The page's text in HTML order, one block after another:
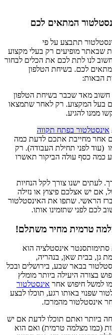
המתאים לכם
תתבצע על פי
שבאתר מופיעים רק בעלי מקצוע
לנו לתת לכם את הכלים לבחור
לכם. בשיחת הטלפון
הבאות:
חשוב מאד שכבר בשיחת הטלפון
בעל המקצוע. רק לאחר שתמצאו
ממנו להגיע.
אינסטלטור בפתח תקווה
אחר מחייבת אתכם לדעת כמה
(עוד לפני תחילת העבודה). רק
כמה כסף עולה הביקור תאשרו
לעתים ישנו צורך לקל הנחיות
אם יש אצלכם פיצוץ או נזילה
הראשי. שתפו את האינסטלטור
לכם לפני שתזמינו אותו.
טרמית מחיר משתלם!
סנטר אינסטלציה הוא
גן, בבית שאן, בנהריה,
בבאר שבע, בירושלים ובכל
בצורה היעילה ביותר מומלץ
למשל חיפוש אחר אינסטלטור
שפנוי באותו רגע, תוכלו לבצע
אינסטלטור מהמרכז.
ביותר ואתם תוכלו לדעת אם יש
(כמו מצלמה טרמית) ואם הוא